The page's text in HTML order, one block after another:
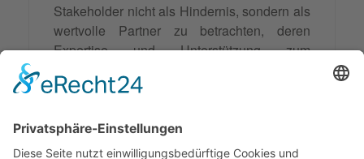
Stakeholder nicht als Hindernis, sondern als
wertvolle Partner zu betrachten, deren
Expertise und Unterstützung zum
Investition in professionelle Stakeholder-
höhere Projekterfolgsraten, bessere
Reputation und stabilere